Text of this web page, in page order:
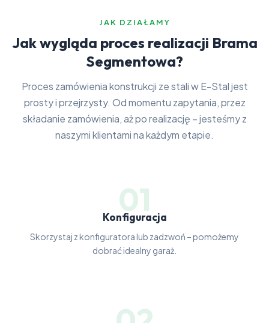
JAK DZIAŁAMY
Jak wygląda proces realizacji Brama
Segmentowa?
Proces zamówienia konstrukcji ze stali w E-Stal jest
prosty i przejrzysty. Od momentu zapytania, przez
składanie zamówienia, aż po realizację – jesteśmy z
naszymi klientami na każdym etapie.
01
Konfiguracja
Skorzystaj z konfiguratora lub zadzwoń – pomożemy
dobrać idealny garaż.